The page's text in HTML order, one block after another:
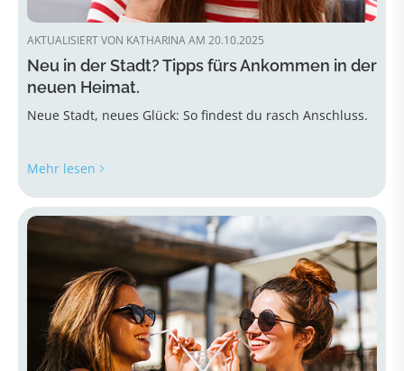
AKTUALISIERT VON KATHARINA AM 20.10.2025
Neu in der Stadt? Tipps fürs Ankommen in der
neuen Heimat.
Neue Stadt, neues Glück: So findest du rasch Anschluss.
Mehr lesen